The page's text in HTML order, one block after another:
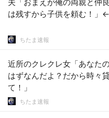
夫「おまえが俺の両親と仲
は残すから子供を頼む！」
ちたま速報
近所のクレクレ女「あなた
はずなんだよ？だから時々
て！」
ちたま速報